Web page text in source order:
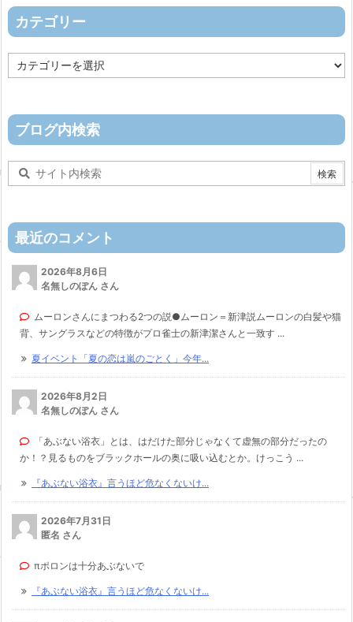
ブ
カテゴリー
テ
ー
ブログ内検索
最近のコメント
2026年8月6日
名無しのぽん さん
ムーロンさんにまつわる2つの説●ムーロン＝新津説ムーロンの白髪や猫
背、サングラスなどの特徴がプロ雀士の新津潔さんと一致す ...
夏イベント「夏の恋は嵐のごとく」今年...
2026年8月2日
名無しのぽん さん
「あぶない浴衣」とは、はだけた部分じゃなくて虚無の部分だったの
か！？見るものをブラックホールの奥に吸い込むとか。けっこう ...
『あぶない浴衣』言うほど危なくないけ...
2026年7月31日
匿名 さん
πポロンは十分あぶないで
『あぶない浴衣』言うほど危なくないけ...